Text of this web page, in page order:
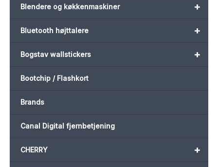
+
Blendere og køkkenmaskiner
+
Bluetooth højttalere
+
Bogstav wallstickers
Bootchip / Flashkort
Brands
Canal Digital fjernbetjening
+
CHERRY